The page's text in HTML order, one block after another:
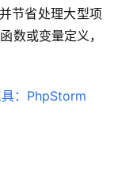
节省处理大型项
数或变量定义，